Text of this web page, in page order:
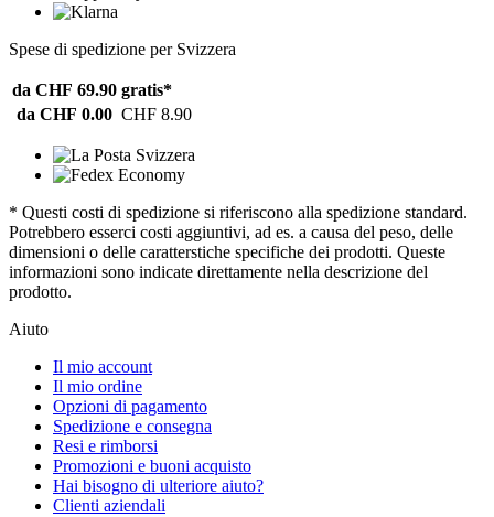
Spese di spedizione per Svizzera
da CHF 69.90 gratis*
da CHF 0.00 CHF 8.90
* Questi costi di spedizione si riferiscono alla spedizione standard.
Potrebbero esserci costi aggiuntivi, ad es. a causa del peso, delle
dimensioni o delle caratterstiche specifiche dei prodotti. Queste
informazioni sono indicate direttamente nella descrizione del
prodotto.
Aiuto
Il mio account
Il mio ordine
Opzioni di pagamento
Spedizione e consegna
Resi e rimborsi
Promozioni e buoni acquisto
Hai bisogno di ulteriore aiuto?
Clienti aziendali